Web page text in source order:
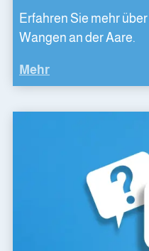
Erfahren Sie mehr
Wangen an der Aare.
Mehr